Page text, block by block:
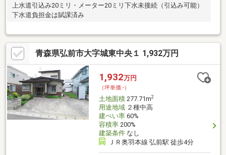
上水道引込み20ミリ・メーター20ミリ下水未接続（引込み可能）
下水道負担金は賦課済み
青森県弘前市大字城東中央１ 1,932万円
1,932万円
（坪単価:-）
土地面積277.71m2
用途地域２種中高
建ぺい率60%
容積率200%
建築条件なし
ＪＲ奥羽本線 弘前駅 徒歩4分